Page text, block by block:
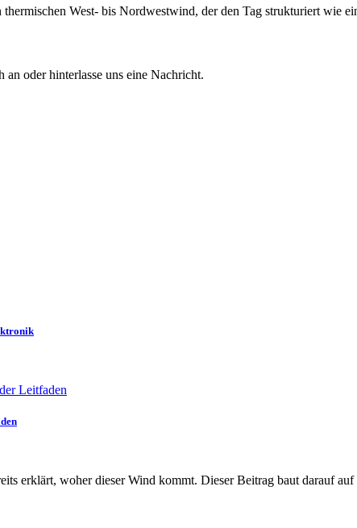
thermischen West- bis Nordwestwind, der den Tag strukturiert wie
oder hinterlasse uns eine Nachricht.
erklärt, woher dieser Wind kommt. Dieser Beitrag baut darauf